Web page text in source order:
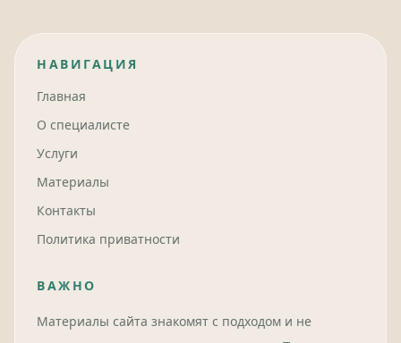
НАВИГАЦИЯ
Главная
О специалисте
Услуги
Материалы
Контакты
Политика приватности
ВАЖНО
Материалы сайта знакомят с подходом и не